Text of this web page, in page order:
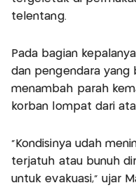
telentang.
Pada bagian
dan pengendara yang
menambah parah
korban lompat dari
"Kondisinya udah
terjatuh atau bunuh
untuk evakuasi," ujar